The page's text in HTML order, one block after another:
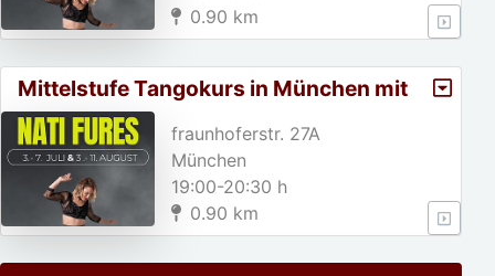
0.90 km
Mittelstufe Tangokurs in München mit
Nati Fures
fraunhoferstr. 27A
München
19:00-20:30 h
0.90 km